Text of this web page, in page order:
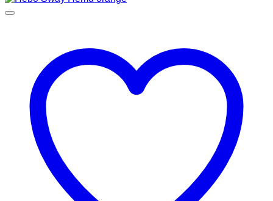
Produkt
Optionen
können
Produktseite
gewählt
werden